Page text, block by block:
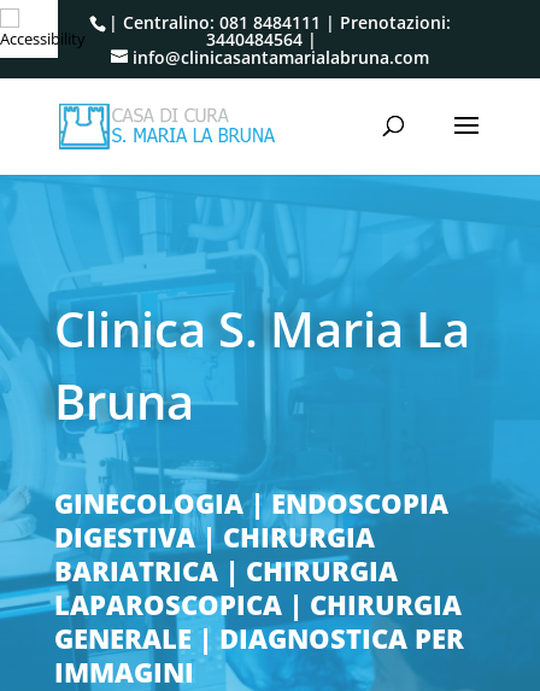
| Centralino: 081 8484111 | Prenotazioni:
3440484564 |
info@clinicasantamarialabruna.com
Clinica S. Maria La
Bruna
GINECOLOGIA | ENDOSCOPIA
DIGESTIVA | CHIRURGIA
BARIATRICA | CHIRURGIA
LAPAROSCOPICA | CHIRURGIA
GENERALE | DIAGNOSTICA PER
IMMAGINI